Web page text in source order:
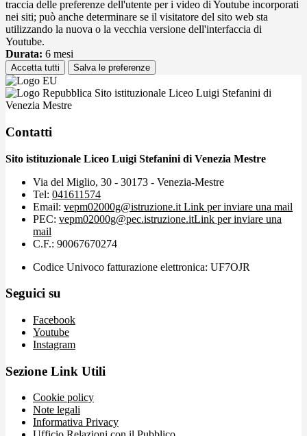
traccia delle preferenze dell'utente per i video di Youtube incorporati
nei siti; può anche determinare se il visitatore del sito web sta
utilizzando la nuova o la vecchia versione dell'interfaccia di
Youtube.
Durata: 6 mesi
Accetta tutti Salva le preferenze
Sito istituzionale Liceo Luigi Stefanini di
Venezia Mestre
Contatti
Sito istituzionale Liceo Luigi Stefanini di Venezia Mestre
Via del Miglio, 30 - 30173 - Venezia-Mestre
Tel: 041611574
Email: vepm02000g@istruzione.it Link per inviare una mail
PEC: vepm02000g@pec.istruzione.itLink per inviare una
mail
C.F.: 90067670274
Codice Univoco fatturazione elettronica: UF7OJR
Seguici su
Facebook
Youtube
Instagram
Sezione Link Utili
Cookie policy
Note legali
Informativa Privacy